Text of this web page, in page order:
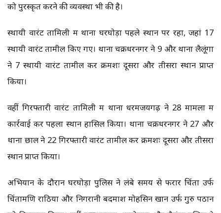
को पुरस्कृत करने की व्यवस्था भी की है।
स्थायी वारंट तामिली में थाना घरघोड़ा पहले स्थान पर रहा, जहां 17
स्थायी वारंट तामील किए गए। थाना चक्रधरनगर ने 9 और थाना लैलूंगा
ने 7 स्थायी वारंट तामील कर क्रमशः दूसरा और तीसरा स्थान प्राप्त
किया।
वहीं गिरफ्तारी वारंट तामिली में थाना धरमजयगढ़ ने 28 मामलों में
कार्रवाई कर पहला स्थान हासिल किया। थाना चक्रधरनगर ने 27 और
थाना छाल ने 22 गिरफ्तारी वारंट तामील कर क्रमशः दूसरा और तीसरा
स्थान प्राप्त किया।
अभियान के दौरान घरघोड़ा पुलिस ने लंबे समय से फरार चिंता उर्फ
चिंतामणि राठिया और निगरानी बदमाश मोहसिन खान उर्फ गुरु पठान